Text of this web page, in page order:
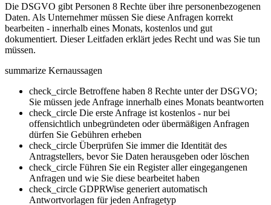
Die DSGVO gibt Personen 8 Rechte über ihre personenbezogenen
Daten. Als Unternehmer müssen Sie diese Anfragen korrekt
bearbeiten - innerhalb eines Monats, kostenlos und gut
dokumentiert. Dieser Leitfaden erklärt jedes Recht und was Sie tun
müssen.
summarize Kernaussagen
check_circle Betroffene haben 8 Rechte unter der DSGVO;
Sie müssen jede Anfrage innerhalb eines Monats beantworten
check_circle Die erste Anfrage ist kostenlos - nur bei
offensichtlich unbegründeten oder übermäßigen Anfragen
dürfen Sie Gebühren erheben
check_circle Überprüfen Sie immer die Identität des
Antragstellers, bevor Sie Daten herausgeben oder löschen
check_circle Führen Sie ein Register aller eingegangenen
Anfragen und wie Sie diese bearbeitet haben
check_circle GDPRWise generiert automatisch
Antwortvorlagen für jeden Anfragetyp